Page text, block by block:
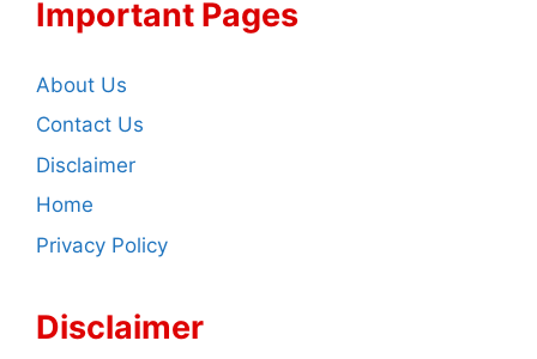
Important Pages
About Us
Contact Us
Disclaimer
Home
Privacy Policy
Disclaimer